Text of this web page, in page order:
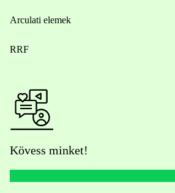
Arculati elemek
RRF
Kövess minket!